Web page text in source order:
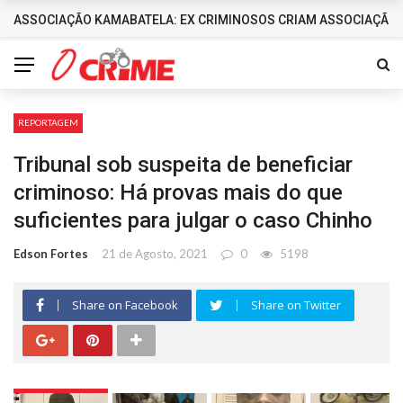
DESTAQUES
ASSOCIAÇÃO KAMABATELA: EX CRIMINOSOS CRIAM
REPORTAGEM
Tribunal sob suspeita de beneficiar
criminoso: Há provas mais do que
suficientes para julgar o caso Chinho
Edson Fortes 21 de Agosto, 2021 0 5198
Share on Facebook Share on Twitter